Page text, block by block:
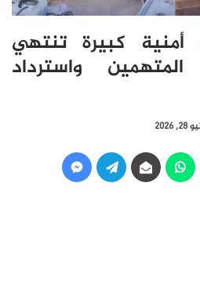
أمنية كبيرة تنتهي
واسترداد
2026